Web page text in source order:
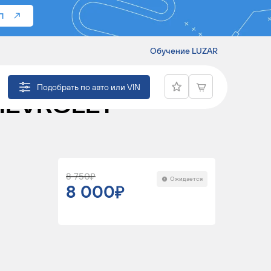
Обучение LUZAR
Подобрать по авто или VIN
8 750
8 000
Ожидается